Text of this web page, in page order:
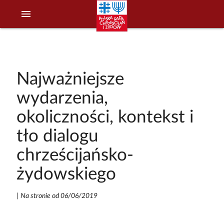
menu
Najważniejsze
wydarzenia,
okoliczności, kontekst i
tło dialogu
chrześcijańsko-
żydowskiego
Na stronie od 06/06/2019